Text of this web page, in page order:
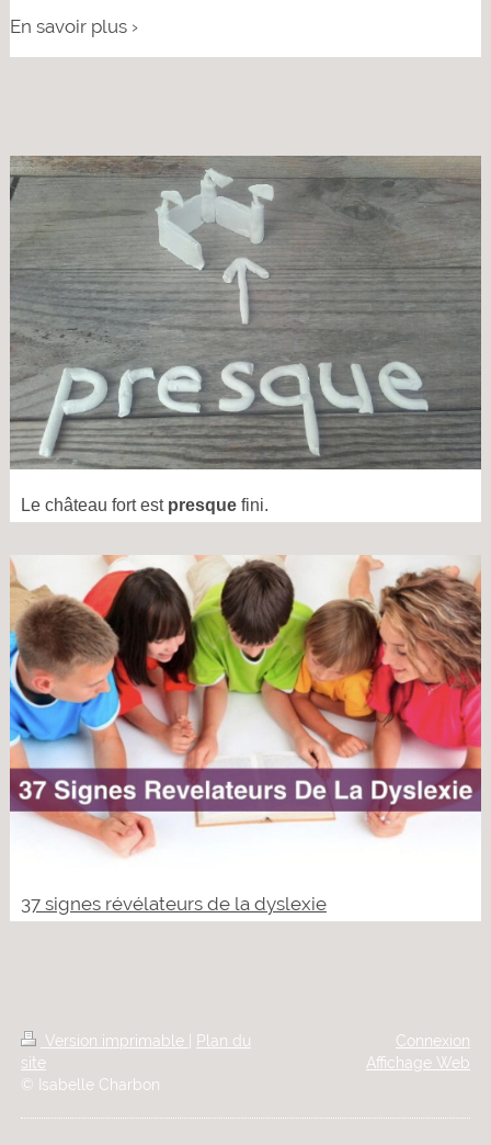
En savoir plus
Le château fort est presquefini.
37 signes révélateurs de la dyslexie
Version imprimable
Plan du
site
© Isabelle Charbon
Connexion
Affichage Web